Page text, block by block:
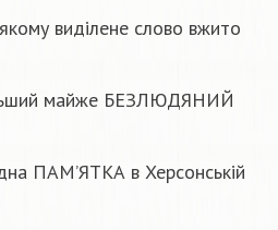
виділене слово вжито
майже БЕЗЛЮДЯНИЙ
ПАМ’ЯТКА в Херсонській